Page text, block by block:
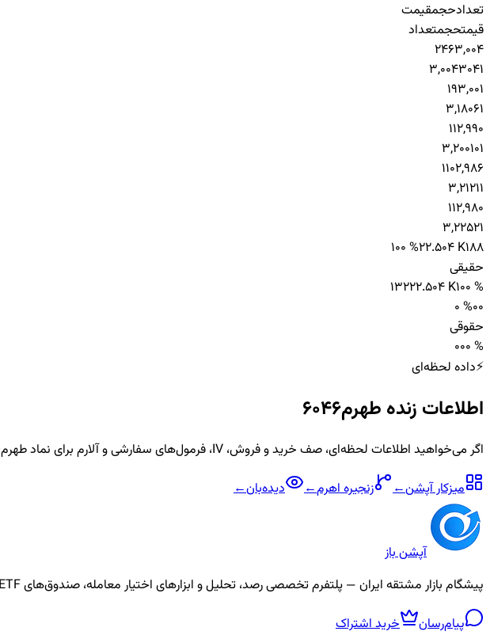
تعدادحجمقیمت
قیمتحجمتعداد
2463,004
3,0043041
193,001
3,18061
112,990
3,200101
1102,986
3,21211
112,980
3,22521
188
22.504 K
100 %
حقیقی
100 %
22.504 K
132
0
0
0 %
حقوقی
0 %
0
0
⚡داده لحظه‌ای
اطلاعات زنده طهرم6046
اگر می‌خواهید اطلاعات لحظه‌ای، صف خرید و فروش، IV، فرمول‌های سفارشی و آلارم برای نماد طهرم6046
میزکار آپشن← زنجیرهاهرم← دیده‌بان←
آپشن باز
پیشگام بازار مشتقه ایران — پلتفرم تخصصی رصد، تحلیل و ابزارهای اختیار معامله، صندوق‌های ETF و بورس کالا.
پیام‌رسان
خرید اشتراک